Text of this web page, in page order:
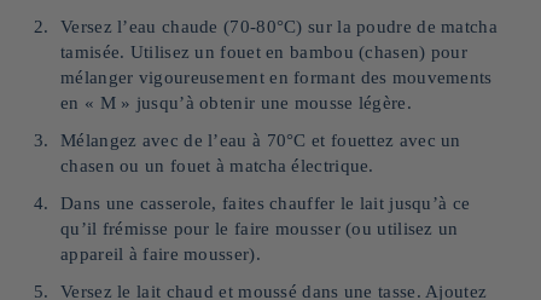
Versez l’eau chaude (70-80°C) sur la poudre de matcha
tamisée. Utilisez un fouet en bambou (chasen) pour
mélanger vigoureusement en formant des mouvements
en « M » jusqu’à obtenir une mousse légère.
Mélangez avec de l’eau à 70°C et fouettez avec un
chasen ou un fouet à matcha électrique.
Dans une casserole, faites chauffer le lait jusqu’à ce
qu’il frémisse pour le faire mousser (ou utilisez un
appareil à faire mousser).
Versez le lait chaud et moussé dans une tasse. Ajoutez